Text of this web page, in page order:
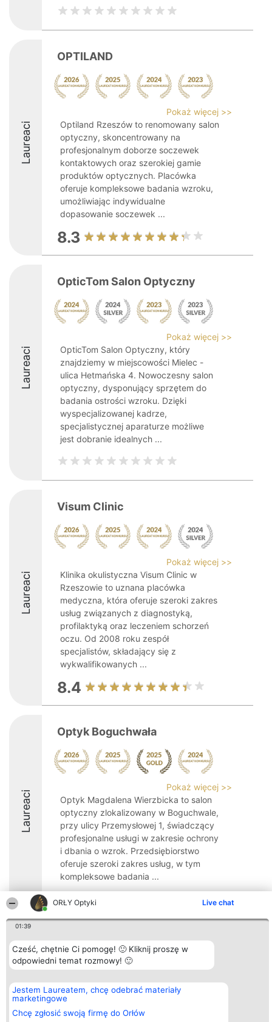
ORŁY Optyki Live chat
01:39
Cześć, chętnie Ci pomogę! 🙂 Kliknij proszę w
odpowiedni temat rozmowy! 🙂
Jestem Laureatem, chcę odebrać materiały
marketingowe
Chcę zgłosić swoją firmę do Orłów
Laureaci
OPTILAND
Pokaż więcej >>
Optiland Rzeszów to renomowany salon
optyczny, skoncentrowany na
profesjonalnym doborze soczewek
kontaktowych oraz szerokiej gamie
produktów optycznych. Placówka
oferuje kompleksowe badania wzroku,
umożliwiając indywidualne
dopasowanie soczewek ...
8.3
Laureaci
OpticTom Salon Optyczny
Pokaż więcej >>
OpticTom Salon Optyczny, który
znajdziemy w miejscowości Mielec -
ulica Hetmańska 4. Nowoczesny salon
optyczny, dysponujący sprzętem do
badania ostrości wzroku. Dzięki
wyspecjalizowanej kadrze,
specjalistycznej aparaturze możliwe
jest dobranie idealnych ...
Laureaci
Visum Clinic
Pokaż więcej >>
Klinika okulistyczna Visum Clinic w
Rzeszowie to uznana placówka
medyczna, która oferuje szeroki zakres
usług związanych z diagnostyką,
profilaktyką oraz leczeniem schorzeń
oczu. Od 2008 roku zespół
specjalistów, składający się z
wykwalifikowanych ...
8.4
Laureaci
Optyk Boguchwała
Pokaż więcej >>
Optyk Magdalena Wierzbicka to salon
optyczny zlokalizowany w Boguchwale,
przy ulicy Przemysłowej 1, świadczący
profesjonalne usługi w zakresie ochrony
i dbania o wzrok. Przedsiębiorstwo
oferuje szeroki zakres usług, w tym
kompleksowe badania ...
9.7
Organizator plebiscytu
Bright Side Solutions sp. z o.
o. sp. k.
ul. Ruska 22
KRS 0000749100 | Regon
381313360 | NIP 8943132676
+48 508 492 400
Plebiscyt
Laureaci
Lista
wszystkich
Zasady
Prywatności
Kontakt
Kontakt